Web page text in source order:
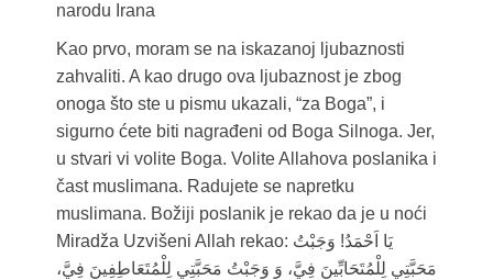
narodu Irana
Kao prvo, moram se na iskazanoj ljubaznosti
zahvaliti. A kao drugo ova ljubaznost je zbog
onoga što ste u pismu ukazali, “za Boga”, i
sigurno ćete biti nagrađeni od Boga Silnoga. Jer,
u stvari vi volite Boga. Volite Allahova poslanika i
čast muslimana. Radujete se napretku
muslimana. Božiji poslanik je rekao da je u noći
Miradža Uzvišeni Allah rekao: يَا اَحْمَدُ! وَجَبْتُ
مَحَبَّتِي لِلْمُتَحَابِّينَ فِيَّ، وَ وَجَبْتُ مَحَبَّتِي لِلْمُتَعَاطِفِينَ فِيَّ،